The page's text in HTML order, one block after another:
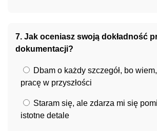
7. Jak oceniasz swoją dokładność
dokumentacji?
Dbam o każdy szczegół, bo
pracę w przyszłości
Staram się, ale zdarza mi się
istotne detale